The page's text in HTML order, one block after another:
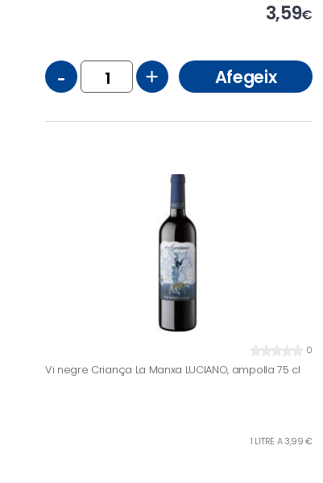
3,59€
- + Afegeix
0
Vi negre Criança La Manxa LUCIANO, ampolla 75 cl
1 LITRE A 3,99 €